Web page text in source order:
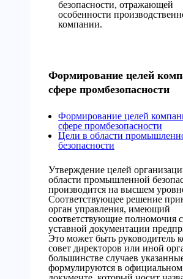
безопасности, отражающей
особенности
компании.
Формирование целей
сфере промбезопасности
Формирование целей
сфере промбезопасности
Цели в области
безопасности
Утверждение целей
области промышленной
производится на высшем
Соответствующее решение
орган управления, имеющий
соответствующие полномочия
уставной документации
Это может быть руководитель
совет директоров или иной
большинстве случаев
формулируются в официальном